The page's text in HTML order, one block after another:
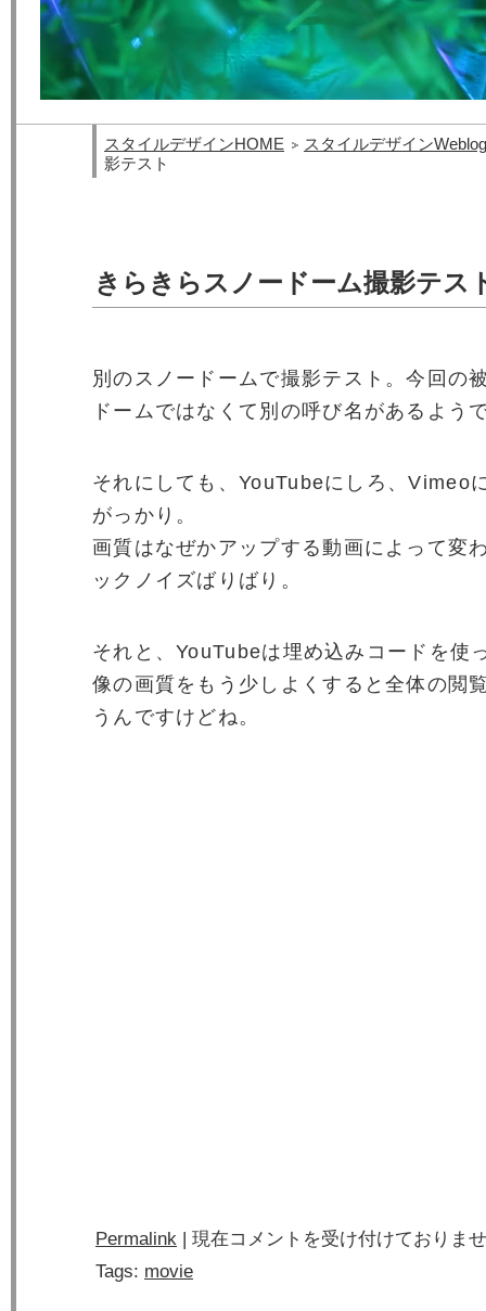
スタイルデザインHOME
スタイルデザインWeblog
影テスト
きらきらスノードーム撮影テス
別のスノードームで撮影テスト。今回の
ドームではなくて別の呼び名があるよう
それにしても、YouTubeにしろ、Vimeo
がっかり。
画質はなぜかアップする動画によって変
ックノイズばりばり。
それと、YouTubeは埋め込みコードを使
像の画質をもう少しよくすると全体の閲
うんですけどね。
Permalink | 現在コメントを受け付けておりま
Tags: movie